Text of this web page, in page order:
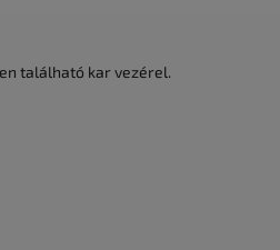
található kar vezérel.